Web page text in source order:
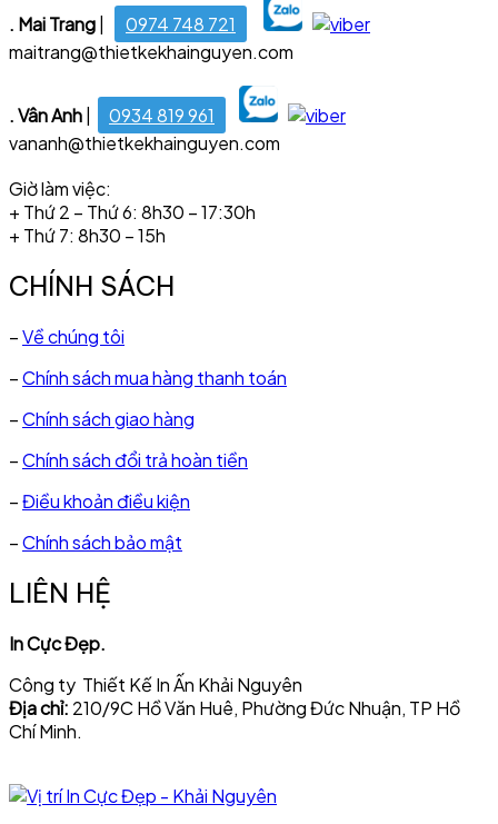
. Mai Trang|
0974 748 721
maitrang@thietkekhainguyen.com
. Vân Anh
0934 819 961
vananh@thietkekhainguyen.com
Giờ làm việc:
+ Thứ 2 – Thứ 6: 8h30 – 17:30h
+ Thứ 7: 8h30 – 15h
CHÍNH SÁCH
–Về chúng tôi
–Chính sách mua hàng thanh toán
–Chính sách giao hàng
–Chính sách đổi trả hoàn tiền
–Điều khoản điều kiện
–Chính sách bảo mật
LIÊN HỆ
In Cực Đẹp.
Công ty Thiết Kế In Ấn Khải Nguyên
Địa chỉ: 210/9C Hồ Văn Huê, Phường Đức Nhuận, TP Hồ
Chí Minh.